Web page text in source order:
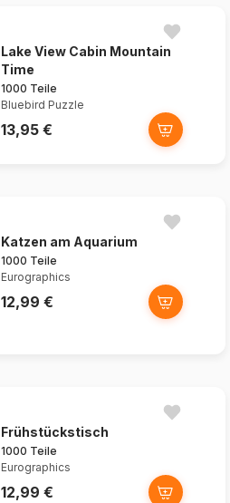
Lake View Cabin Mountain
Time
1000 Teile
Bluebird Puzzle
13,95 €
Katzen am Aquarium
1000 Teile
Eurographics
12,99 €
Frühstückstisch
1000 Teile
Eurographics
12,99 €